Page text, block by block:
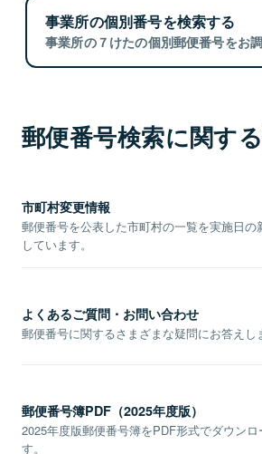
事業所の個別番号を検索する
事業所の７けたの個別郵便番号をお調
郵便番号検索に関す
市町村変更情報
郵便番号を公表した市町村の一覧を実施日の
しています。
よくあるご質問・お問い合わせ
郵便番号に関するさまざまな疑問にお答えし
郵便番号簿PDF（2025年度版）
2025年度版郵便番号簿をPDF形式でダウンロ
す。